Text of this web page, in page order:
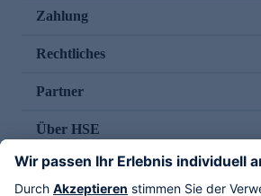
Zahlung
Rechtliches
Partner
Über HSE
Im TV